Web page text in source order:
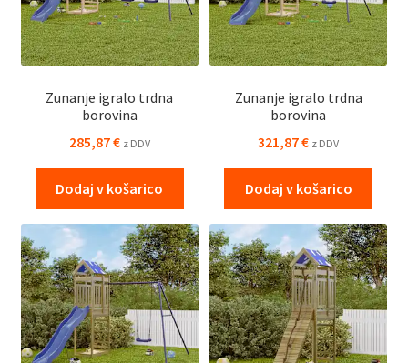
Zunanje igralo trdna
borovina
285,87€ z DDV
Dodaj v košarico
Zunanje igralo trdna
borovina
321,87€ z DDV
Dodaj v košarico